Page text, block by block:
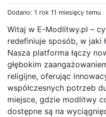
Dodano: 1 rok 11 miesięcy temu
Witaj w E-Modlitwy.pl –
redefiniuje sposób, w jaki
Nasza platforma łączy
głębokim
religijne, oferując
współczesnych potrzeb
miejsce, gdzie modlitwy
dostępne są na